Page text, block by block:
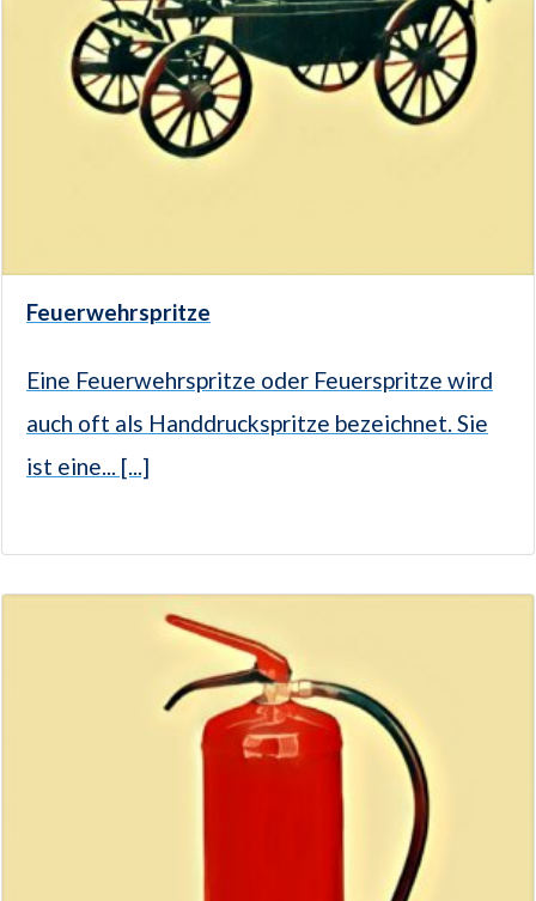
Feuerwehrspritze
Eine Feuerwehrspritze oder Feuerspritze wird
auch oft als Handdruckspritze bezeichnet. Sie
ist eine... [...]